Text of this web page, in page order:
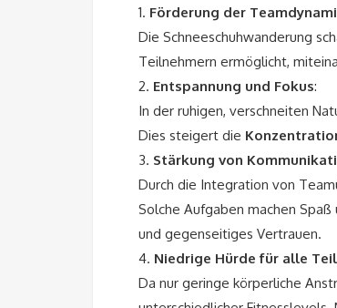
1. Förderung der
Die Schneeschuhwanderung
Teilnehmern ermöglicht,
2. Entspannung und Fokus:
In der ruhigen, verschneiten
Dies steigert die
3. Stärkung von
Durch die Integration von
Solche Aufgaben machen
und gegenseitiges Vertrauen.
4. Niedrige Hürde für alle
Da nur geringe körperliche